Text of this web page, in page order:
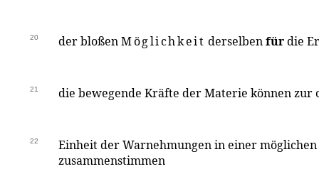
20 der bloßenMöglichkeit derselbenfürdie
21 die bewegende Kräfte der Materie können zur
22
Einheit der Warnehmungen in einer
zusammenstimmen